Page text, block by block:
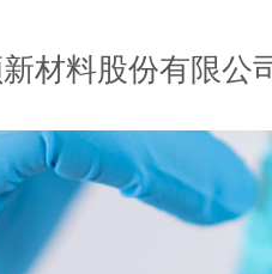
材料股份有限公